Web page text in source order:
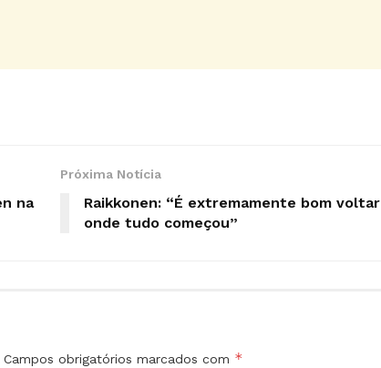
na
Próxima Notícia
Raikkonen: “É extremamente bom voltar
onde tudo começou”
Campos obrigatórios marcados com *